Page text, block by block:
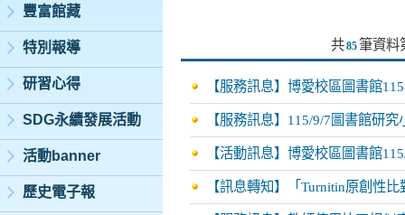
豐富館藏
特別報導
研習心得
SDG永續發展活動
活動banner
歷史電子報
共85筆資料
【服務訊息】博愛校區圖書館
【服務訊息】115/9/7圖書館研
【活動訊息】博愛校區圖書館
【訊息轉知】「Turnitin原創性